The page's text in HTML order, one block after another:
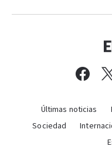
Últimas noticias
Sociedad